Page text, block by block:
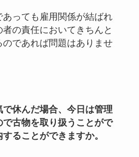
あっても雇用関係が結ばれ
の責任においてきちんと
のであれば問題はありませ
休んだ場合、今日は管理
で古物を取り扱うことがで
ることができますか。